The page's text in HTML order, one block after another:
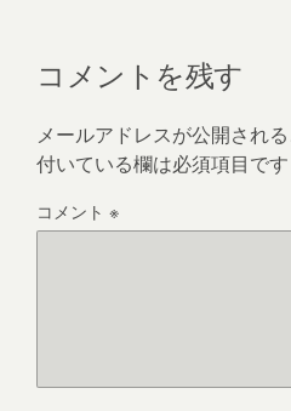
コメントを残す
メールアドレスが公開される
付いている欄は必須項目です
コメント ※